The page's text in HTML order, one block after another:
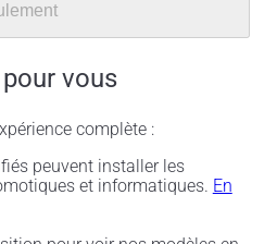
vous
complète :
peuvent installer les
et informatiques. En